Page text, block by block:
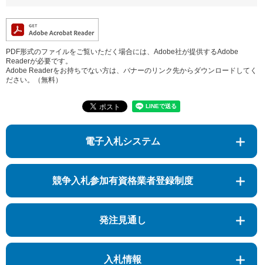
PDF形式のファイルをご覧いただく場合には、Adobe社が提供するAdobe
Readerが必要です。
Adobe Readerをお持ちでない方は、バナーのリンク先からダウンロードしてく
ださい。（無料）
電子入札システム
競争入札参加有資格業者登録制度
発注見通し
入札情報